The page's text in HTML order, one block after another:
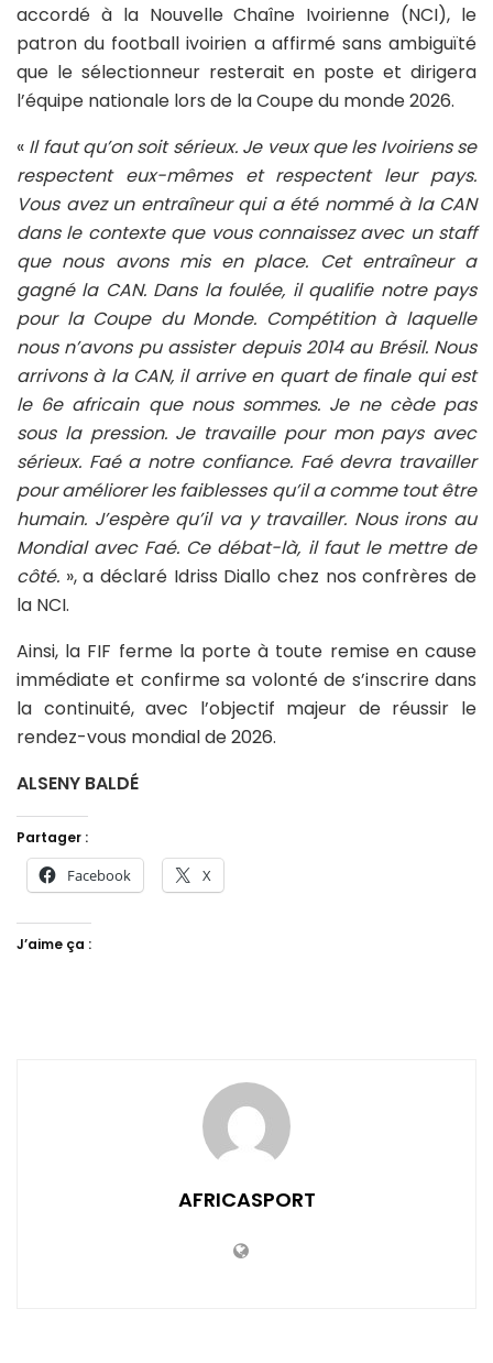
accordé à la Nouvelle Chaîne Ivoirienne (NCI), le
patron du football ivoirien a affirmé sans ambiguïté
que le sélectionneur resterait en poste et dirigera
l’équipe nationale lors de la Coupe du monde 2026.
« Il faut qu’on soit sérieux. Je veux que les Ivoiriens se
respectent eux-mêmes et respectent leur pays.
Vous avez un entraîneur qui a été nommé à la CAN
dans le contexte que vous connaissez avec un staff
que nous avons mis en place. Cet entraîneur a
gagné la CAN. Dans la foulée, il qualifie notre pays
pour la Coupe du Monde. Compétition à laquelle
nous n’avons pu assister depuis 2014 au Brésil. Nous
arrivons à la CAN, il arrive en quart de finale qui est
le 6e africain que nous sommes. Je ne cède pas
sous la pression. Je travaille pour mon pays avec
sérieux. Faé a notre confiance. Faé devra travailler
pour améliorer les faiblesses qu’il a comme tout être
humain. J’espère qu’il va y travailler. Nous irons au
Mondial avec Faé. Ce débat-là, il faut le mettre de
côté. », a déclaré Idriss Diallo chez nos confrères de
la NCI.
Ainsi, la FIF ferme la porte à toute remise en cause
immédiate et confirme sa volonté de s’inscrire dans
la continuité, avec l’objectif majeur de réussir le
rendez-vous mondial de 2026.
ALSENY BALDÉ
Partager :
Facebook X
J’aime ça :
AFRICASPORT